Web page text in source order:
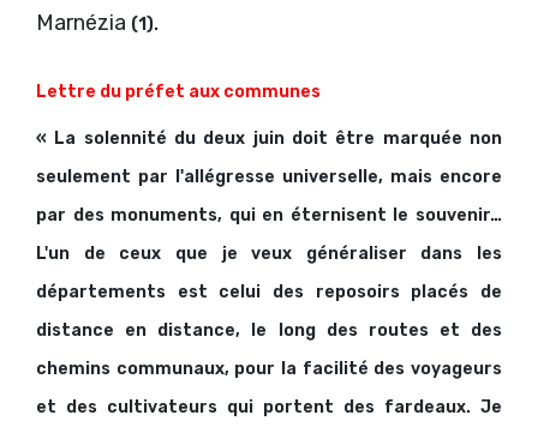
Marnézia (1).
Lettre du préfet aux communes
« La solennité du deux juin doit être marquée non
seulement par l'allégresse universelle, mais encore
par des monuments, qui en éternisent le souvenir…
L'un de ceux que je veux généraliser dans les
départements est celui des reposoirs placés de
distance en distance, le long des routes et des
chemins communaux, pour la facilité des voyageurs
et des cultivateurs qui portent des fardeaux. Je